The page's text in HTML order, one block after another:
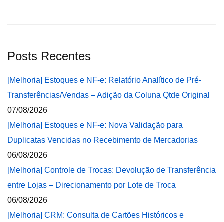
Posts Recentes
[Melhoria] Estoques e NF-e: Relatório Analítico de Pré-
Transferências/Vendas – Adição da Coluna Qtde Original
07/08/2026
[Melhoria] Estoques e NF-e: Nova Validação para
Duplicatas Vencidas no Recebimento de Mercadorias
06/08/2026
[Melhoria] Controle de Trocas: Devolução de Transferência
entre Lojas – Direcionamento por Lote de Troca
06/08/2026
[Melhoria] CRM: Consulta de Cartões Históricos e